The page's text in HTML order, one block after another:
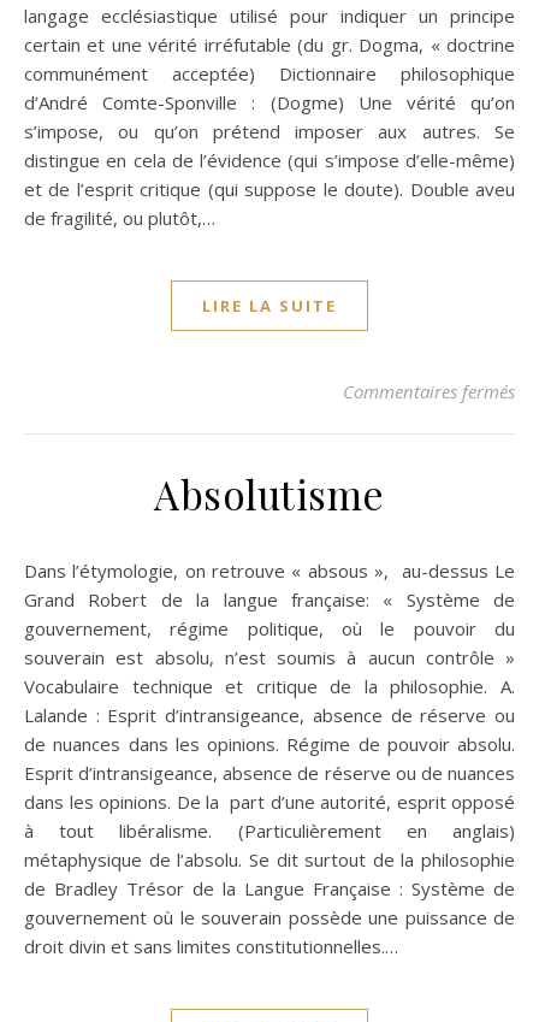
langage ecclésiastique utilisé pour indiquer un principe
certain et une vérité irréfutable (du gr. Dogma, « doctrine
communément acceptée) Dictionnaire philosophique
d’André Comte-Sponville : (Dogme) Une vérité qu’on
s’impose, ou qu’on prétend imposer aux autres. Se
distingue en cela de l’évidence (qui s’impose d’elle-même)
et de l’esprit critique (qui suppose le doute). Double aveu
de fragilité, ou plutôt,…
LIRE LA SUITE
Commentaires fermés
Absolutisme
Dans l’étymologie, on retrouve « absous », au-dessus Le
Grand Robert de la langue française: « Système de
gouvernement, régime politique, où le pouvoir du
souverain est absolu, n’est soumis à aucun contrôle »
Vocabulaire technique et critique de la philosophie. A.
Lalande : Esprit d’intransigeance, absence de réserve ou
de nuances dans les opinions. Régime de pouvoir absolu.
Esprit d’intransigeance, absence de réserve ou de nuances
dans les opinions. De la part d’une autorité, esprit opposé
à tout libéralisme. (Particulièrement en anglais)
métaphysique de l’absolu. Se dit surtout de la philosophie
de Bradley Trésor de la Langue Française : Système de
gouvernement où le souverain possède une puissance de
droit divin et sans limites constitutionnelles.…